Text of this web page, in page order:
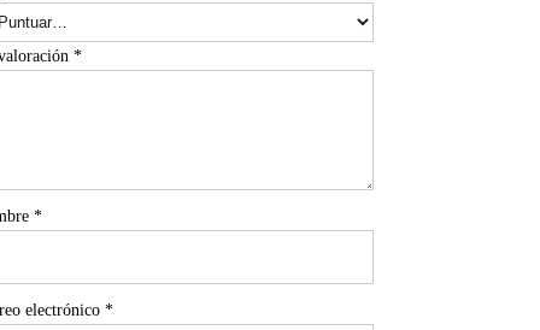
*
*
electrónico *